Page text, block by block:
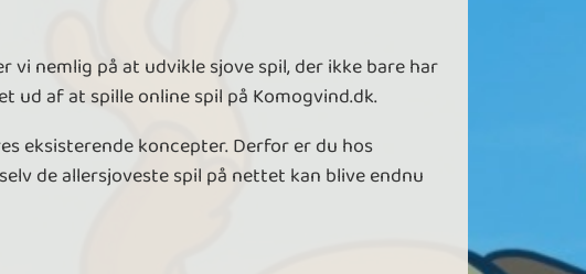
vi nemlig på at udvikle sjove spil, der ikke bare har
af at spille online spil på Komogvind.dk.
eksisterende koncepter. Derfor er du hos
de allersjoveste spil på nettet kan blive endnu